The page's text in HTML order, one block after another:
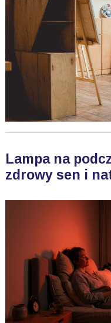
Lampa na
zdrowy sen i